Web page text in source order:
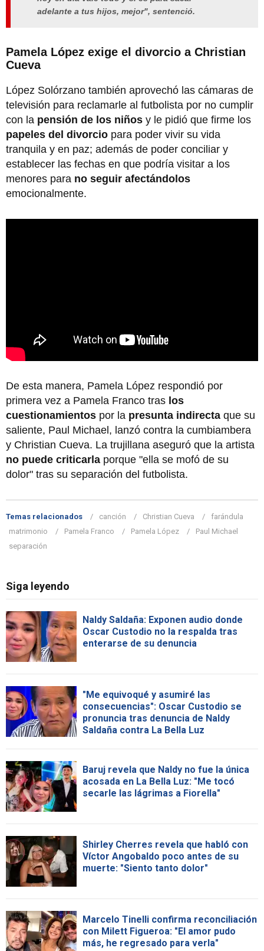
adelante a tus hijos, mejor", sentenció.
Pamela López exige el divorcio a Christian
Cueva
López Solórzano también aprovechó las cámaras de
televisión para reclamarle al futbolista por no cumplir
con la pensión de los niños y le pidió que firme los
papeles del divorcio para poder vivir su vida
tranquila y en paz; además de poder conciliar y
establecer las fechas en que podría visitar a los
menores para no seguir afectándolos
emocionalmente.
De esta manera, Pamela López respondió por
primera vez a Pamela Franco tras los
cuestionamientos por la presunta indirecta que su
saliente, Paul Michael, lanzó contra la cumbiambera
y Christian Cueva. La trujillana aseguró que la artista
no puede criticarla porque "ella se mofó de su
dolor" tras su separación del futbolista.
Temas relacionados canción Christian Cueva
farándula
matrimonio
Pamela Franco Pamela López
Paul Michael
separación
Siga leyendo
Naldy Saldaña: Exponen audio donde
Oscar Custodio no la respalda tras
enterarse de su denuncia
"Me equivoqué y asumiré las
consecuencias": Oscar Custodio se
pronuncia tras denuncia de Naldy
Saldaña contra La Bella Luz
Baruj revela que Naldy no fue la única
acosada en La Bella Luz: "Me tocó
secarle las lágrimas a Fiorella"
Shirley Cherres revela que habló con
Víctor Angobaldo poco antes de su
muerte: "Siento tanto dolor"
Marcelo Tinelli confirma reconciliación
con Milett Figueroa: "El amor pudo
más, he regresado para verla"